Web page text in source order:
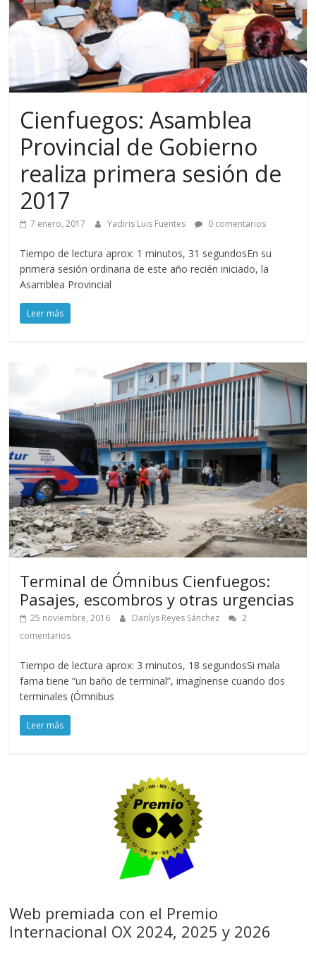
Cienfuegos: Asamblea
Provincial de Gobierno
realiza primera sesión de
2017
7 enero, 2017 Yadiris Luis Fuentes 0 comentarios
Tiempo de lectura aprox: 1 minutos, 31 segundosEn su
primera sesión ordinaria de este año recién iniciado, la
Asamblea Provincial
Leer más
Terminal de Ómnibus Cienfuegos:
Pasajes, escombros y otras urgencias
25 noviembre, 2016 Darilys Reyes Sánchez
2
comentarios
Tiempo de lectura aprox: 3 minutos, 18 segundosSi mala
fama tiene “un baño de terminal”, imagínense cuando dos
terminales (Ómnibus
Leer más
Web premiada con el Premio
Internacional OX 2024, 2025 y 2026